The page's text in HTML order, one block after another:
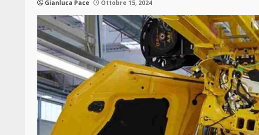
Gianluca Pace Ottobre 15, 2024